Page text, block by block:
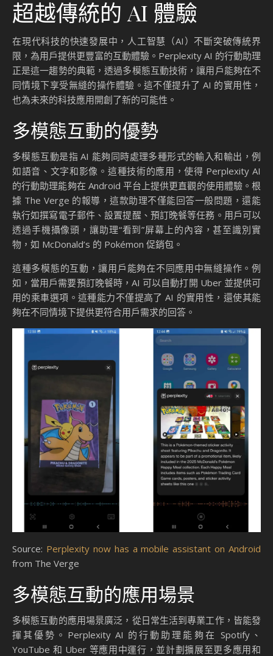
超越傳統的 AI 體驗
在現代科技的快速發展中，人工智慧（AI）不斷突破傳統界
限，為用戶提供更豐富的互動體驗。Perplexity AI 的行動助理
正是這一趨勢的典範，透過多模態互動技術，讓用戶能夠在不
同情境下享受無縫的操作體驗。這不僅提升了 AI 的實用性，
也為未來的科技應用開創了新的可能性。
多模態互動的優勢
多模態互動是指 AI 能夠同時處理多種形式的輸入和輸出，例
如語音、文字和影像。這種技術的應用，使得 Perplexity AI
的行動助理能夠在 Android 平台上提供更直觀的使用體驗。根
據 The Verge 的報導，這款助理不僅能回答一般問題，還能
執行如撰寫電子郵件、設置提醒、預訂晚餐等任務。用戶可以
透過手機攝像頭，讓助理“看到”屏幕上的內容，甚至識別實
物，如 McDonald’s 的 Pokémon 促銷包。
這種多模態的互動，讓用戶能夠在不同應用中無縫操作。例
如，當用戶需要預訂晚餐時，AI 可以自動打開 Uber 並提供可
用的乘車選項。這種能力不僅提高了 AI 的實用性，還使其能
夠在不同情境下提供更符合用戶需求的回答。
Source: Perplexity now has a mobile assistant on Android
from The Verge
多模態互動的應用場景
多模態互動的應用場景廣泛，從日常生活到專業工作，皆能發
揮其優勢。Perplexity AI 的行動助理能夠在 Spotify、
YouTube 和 Uber 等應用中運行，並計劃擴展至更多應用和